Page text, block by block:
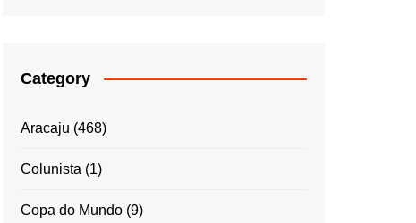
Category
Aracaju (468)
Colunista (1)
Copa do Mundo (9)